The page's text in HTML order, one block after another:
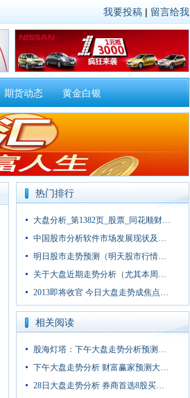
我要投稿 | 留言给我
期货动态 黄金白银
热门排行
大盘分析_第1382页_股票_同花顺财…
中国股市分析软件市场发展现状及…
明日股市走势预测（明天股市行情…
关于大盘近期走势分析（尤其本周…
2013即将收官 今日大盘走势成焦点…
相关阅读
股海灯塔：下午大盘走势分析预测…
下午大盘走势分析 财富赢家预测大…
28日大盘走势分析 券商首选8股买…